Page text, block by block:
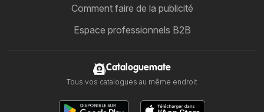
Comment faire de la publicité
Espace professionnels B2B
Cataloguemate
Tous vos catalogues au même endroit